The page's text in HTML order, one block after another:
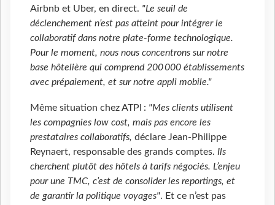
Airbnb et Uber, en direct. "Le seuil de
déclenchement n’est pas atteint pour intégrer le
collaboratif dans notre plate-forme technologique.
Pour le moment, nous nous concentrons sur notre
base hôtelière qui comprend 200 000 établissements
avec prépaiement, et sur notre appli mobile."
Même situation chez ATPI : "Mes clients utilisent
les compagnies low cost, mais pas encore les
prestataires collaboratifs, déclare Jean-Philippe
Reynaert, responsable des grands comptes. Ils
cherchent plutôt des hôtels à tarifs négociés. L’enjeu
pour une TMC, c’est de consolider les reportings, et
de garantir la politique voyages". Et ce n’est pas